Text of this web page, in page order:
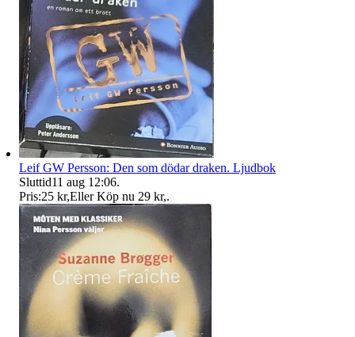
Leif GW Persson: Den som dödar draken. Ljudbok
Sluttid11 aug 12:06.
Pris:25 kr,Eller Köp nu 29 kr,.